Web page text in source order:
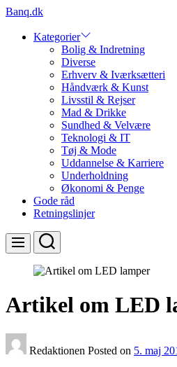
Skip
content
Banq.dk
Kategorier
Bolig & Indretning
Diverse
Erhverv & Iværksætteri
Håndværk & Kunst
Livsstil & Rejser
Mad & Drikke
Sundhed & Velvære
Teknologi & IT
Tøj & Mode
Uddannelse & Karriere
Underholdning
Økonomi & Penge
Gode råd
Retningslinjer
Menu Search
Artikel om LED
Redaktionen Posted on 5. maj